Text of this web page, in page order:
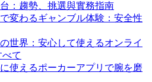
：趨勢、挑選與實務指南
変わるギャンブル体験：安全性
世界：安心して使えるオンライ
て
使えるポーカーアプリで腕を磨